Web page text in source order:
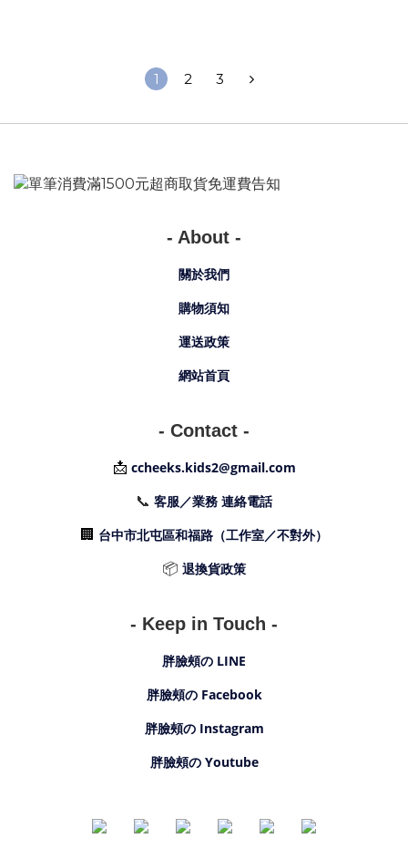
1 2 3
- About -
關於我們
購物須知
運送政策
網站首頁
- Contact -
📩 ccheeks.kids2@gmail.com
📞 客服／業務 連絡電話
🏢 台中市北屯區和福路（工作室／不對外）
📦 退換貨政策
- Keep in Touch -
胖臉頰の LINE
胖臉頰の Facebook
胖臉頰の Instagram
胖臉頰の Youtube